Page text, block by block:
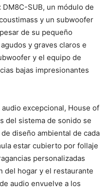
SUB, un módulo de
y un subwoofer
de su pequeño
y graves claros e
y el equipo de
bajas impresionantes
excepcional, House of
del sistema de sonido se
diseño ambiental de cada
estar cubierto por follaje
personalizadas
del hogar y el restaurante
audio envuelve a los